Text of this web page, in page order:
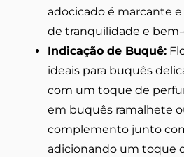
adocicado é marcante
de tranquilidade e
Indicação de Buquê:
ideais para buquês
com um toque de
em buquês ramalhete
complemento junto
adicionando um toque